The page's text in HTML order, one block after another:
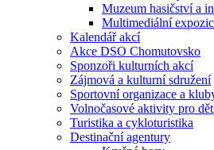
Muzeum hasičství a
Multimediální
Kalendář akcí
Akce DSO Chomutovsko
Sponzoři kulturních akcí
Zájmová a kulturní sdružení
Sportovní organizace a
Volnočasové aktivity pro
Turistika a cykloturistika
Destinační agentury